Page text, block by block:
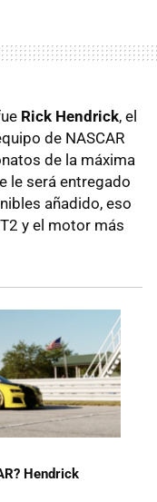
Rick Hendrick, el
de NASCAR
de la máxima
le será entregado
añadido, eso
y el motor más
Hendrick